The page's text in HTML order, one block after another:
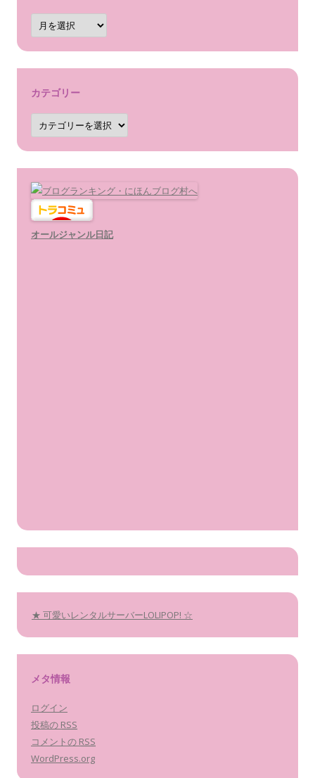
ア
ー
カ
カテゴリー
カ
テ
ゴ
オールジャンル日記
★ 可愛いレンタルサーバーLOLIPOP! ☆
メタ情報
ログイン
投稿の RSS
コメントの RSS
WordPress.org